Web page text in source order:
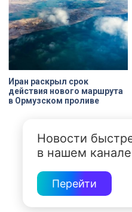
Иран раскрыл срок
действия нового маршрута
в Ормузском проливе
Новости
в нашем
Перейти